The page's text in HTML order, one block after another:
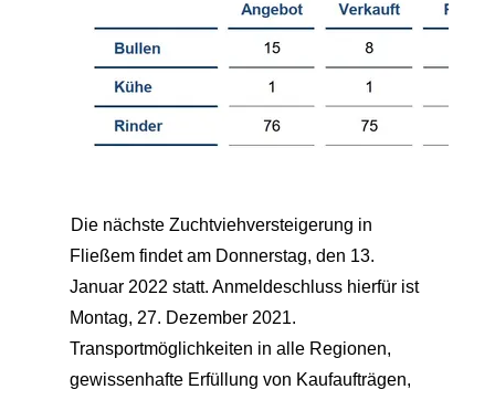
Die nächste Zuchtviehversteigerung in
Fließem findet am Donnerstag, den 13.
Januar 2022 statt. Anmeldeschluss hierfür ist
Montag, 27. Dezember 2021.
Transportmöglichkeiten in alle Regionen,
gewissenhafte Erfüllung von Kaufaufträgen,